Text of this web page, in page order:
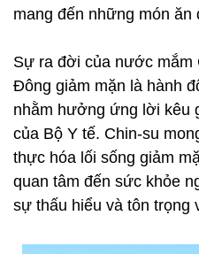
mang đến những món ăn
Sự ra đời của nước mắm
Đông giảm mặn là hành
nhằm hưởng ứng lời kêu
của Bộ Y tế. Chin-su
thực hóa lối sống giảm
quan tâm đến sức khỏe
sự thấu hiểu và tôn trọng